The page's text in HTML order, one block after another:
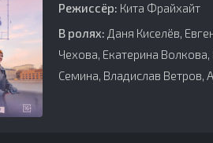
Режиссёр: Кита Фрайхайт
В ролях: Даня Киселёв,
Чехова, Екатерина
Семина, Владислав Ветров,